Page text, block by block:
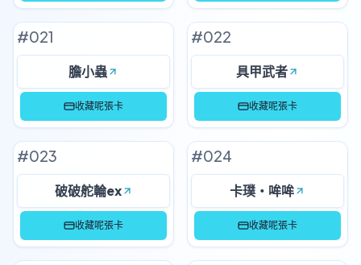
#021
膽小蟲
收藏呢張卡
#022
具甲武者
收藏呢張卡
#023
破破舵輪ex
收藏呢張卡
#024
卡璞・哞哞
收藏呢張卡